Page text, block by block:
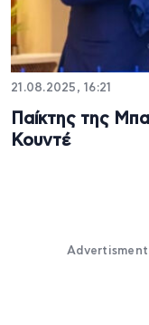
21.08.2025, 16:21
Παίκτης της
Κουντέ
Advertisment